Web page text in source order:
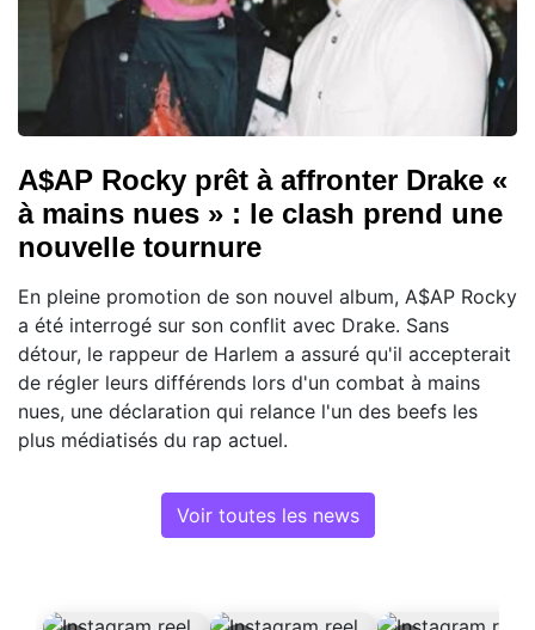
A$AP Rocky prêt à affronter Drake «
à mains nues » : le clash prend une
nouvelle tournure
En pleine promotion de son nouvel album, A$AP Rocky
a été interrogé sur son conflit avec Drake. Sans
détour, le rappeur de Harlem a assuré qu'il accepterait
de régler leurs différends lors d'un combat à mains
nues, une déclaration qui relance l'un des beefs les
plus médiatisés du rap actuel.
Voir toutes les news